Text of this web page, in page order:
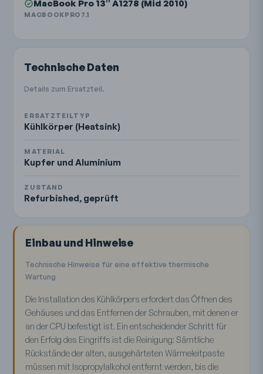
MacBook Pro 13″ A1278 (Mid 2010)
MACBOOKPRO7.1
Technische Daten
Details zum Ersatzteil.
ERSATZTEILTYP
Kühlkörper (Heatsink)
MATERIAL
Kupfer und Aluminium
ZUSTAND
Refurbished, geprüft
Einbau und Hinweise
Technische Hinweise für eine effektive thermische
Wartung
Die Installation des Kühlkörpers erfordert das Öffnen des
Gehäuses und das Entfernen der Schrauben, mit denen er
an der CPU befestigt ist. Ein entscheidender Schritt für
den Erfolg des Eingriffs ist die Reinigung: Sämtliche
Rückstände der alten, ausgehärteten Wärmeleitpaste
müssen mit Isopropylalkohol entfernt werden, bis die